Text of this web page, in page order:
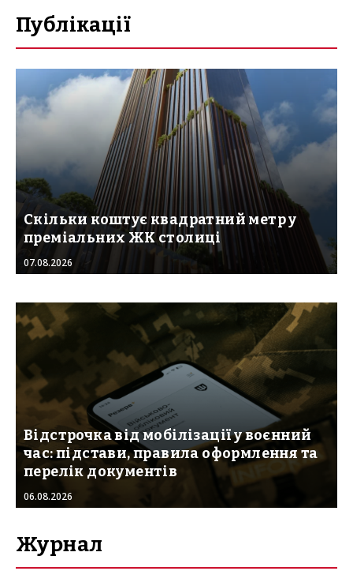
Публікації
Скільки коштує квадратний метр у
преміальних ЖК столиці
07.08.2026
Відстрочка від мобілізації у воєнний
час: підстави, правила оформлення та
перелік документів
06.08.2026
Журнал